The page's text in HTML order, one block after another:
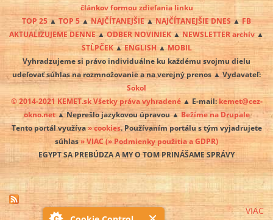
článkov formou zdieľania linku
TOP 25 ▲ TOP 5▲NAJČÍTANEJŠIE▲NAJČÍTANEJŠIE DNES ▲FB
AKTUALIZUJEME DENNE▲ODBER NOVINIEK▲ NEWSLETTER archív ▲
STĹPČEK▲ENGLISH▲MOBIL
Vyhradzujeme si právo individuálne ku každému svojmu dielu
udeľovať súhlas na rozmnožovanie a na verejný prenos ▲ Vydavateľ:
Sokol
© 2014-2021 KEMET.sk Všetky práva vyhradené▲ E-mail: kemet@cez-
okno.net▲ Neprešlo jazykovou úpravou ▲ Bežíme na Drupale
Tento portál využíva» cookies. Používaním portálu s tým vyjadrujete
súhlas» VIAC(» Podmienky použitia a GDPR)
EGYPT SA PREBÚDZA A MY O TOM PRINÁŠAME SPRÁVY
VIAC